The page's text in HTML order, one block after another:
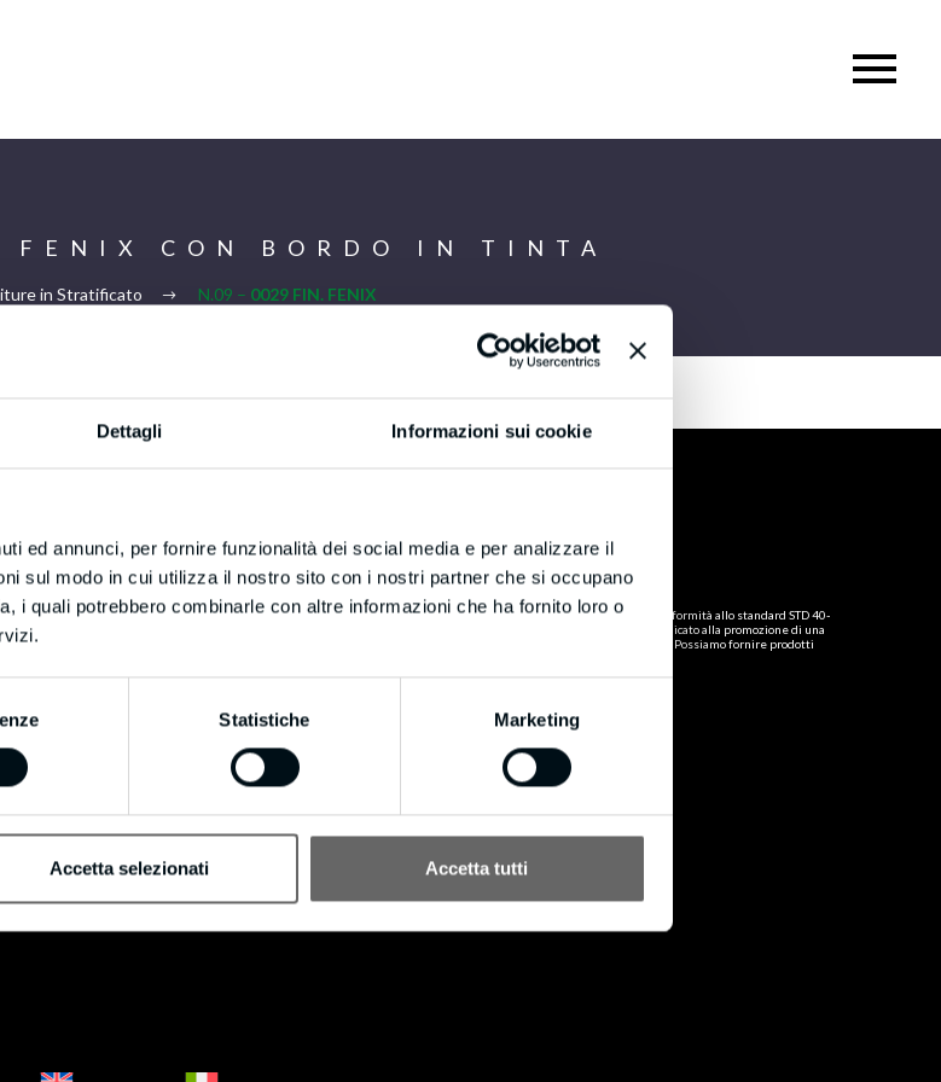
Dettagli Informazioni sui cookie
ed annunci, per fornire funzionalità dei social media e per analizzare il
sul modo in cui utilizza il nostro sito con i nostri partner che si occupano
i quali potrebbero combinarle con altre informazioni che ha fornito loro o
Statistiche Marketing
Accetta selezionati Accetta tutti
CON BORDO IN TINTA
in Stratificato N.09 – 0029 FIN. FENIX
Certificato FSC
Politica FSC
BM in data 16/10/2020 si è certificata FSC
in conformità allo standard STD 40-
è dedicato alla promozione di una
gestione forestale responsabile in tutto il mondo. Possiamo fornire prodotti